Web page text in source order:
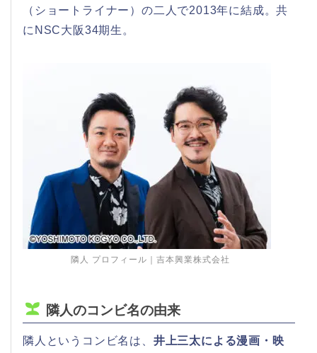
（ショートライナー）の二人で2013年に結成。共
にNSC大阪34期生。
隣人 プロフィール｜吉本興業株式会社
隣人のコンビ名の由来
隣人というコンビ名は、 井上三太による漫画・映